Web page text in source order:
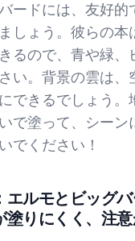
ードには、友好的
しょう。彼らの本
るので、青や緑、
い。背景の雲は、
できるでしょう。
で塗って、シーン
でください！
エルモとビッグ
塗りにくく、注